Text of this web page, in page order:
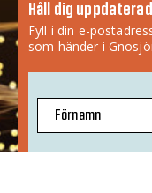
Håll dig uppdaterad
Fyll i din e-
som händer i
Förnamn